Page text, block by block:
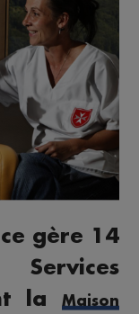
gère 14
la
Maison